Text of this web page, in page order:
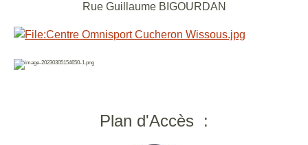
Rue Guillaume BIGOURDAN
Plan d'Accès :